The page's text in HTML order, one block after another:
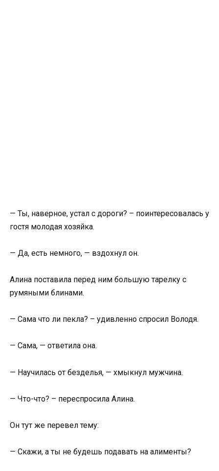
— Ты, наверное, устал с дороги? – поинтересовалась у
гостя молодая хозяйка.
— Да, есть немного, — вздохнул он.
Алина поставила перед ним большую тарелку с
румяными блинами.
— Сама что ли пекла? – удивленно спросил Володя.
— Сама, — ответила она.
— Научилась от безделья, — хмыкнул мужчина.
— Что-что? – переспросила Алина.
Он тут же перевел тему:
— Скажи, а ты не будешь подавать на алименты?